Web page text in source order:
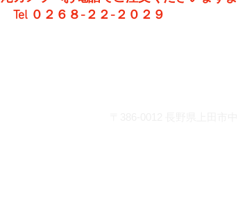
Tel ０２６８-２２-２０２９